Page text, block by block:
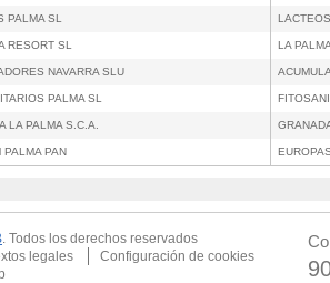
PALMA SL
RESORT SL LA
NAVARRA SLU
PALMA SL
LA PALMA S.C.A.
PAN
. Todos los derechos reservados
legales
Configuración de cookies